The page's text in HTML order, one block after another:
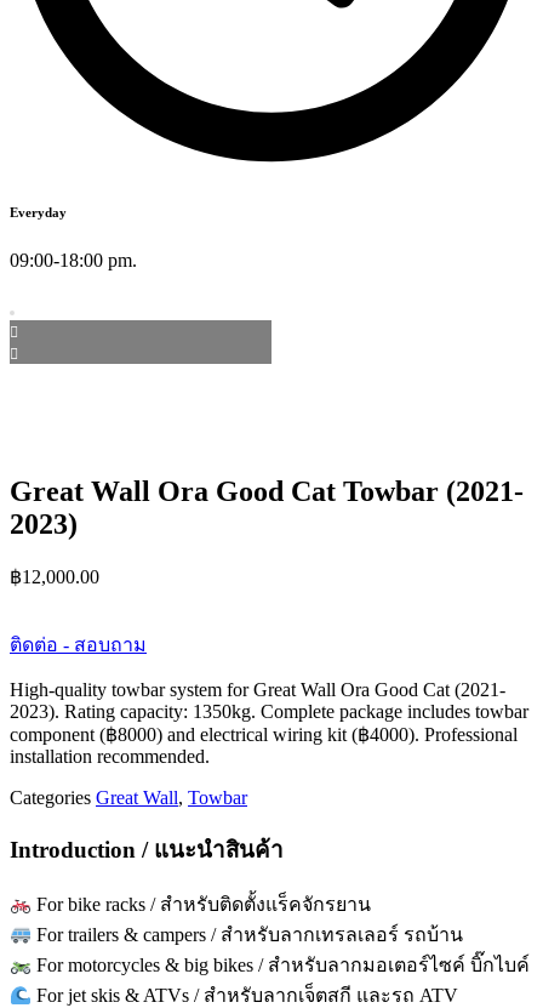
Everyday
09:00-18:00 pm.
Great Wall Ora Good Cat Towbar (2021-
2023)
฿12,000.00
ติดต่อ - สอบถาม
High-quality towbar system for Great Wall Ora Good Cat (2021-
2023). Rating capacity: 1350kg. Complete package includes towbar
component (฿8000) and electrical wiring kit (฿4000). Professional
installation recommended.
Categories Great Wall, Towbar
Introduction / แนะนำสินค้า
For bike racks / สำหรับติดตั้งแร็คจักรยาน
For trailers & campers / สำหรับลากเทรลเลอร์ รถบ้าน
For motorcycles & big bikes / สำหรับลากมอเตอร์ไซค์ บิ๊กไบค์
For jet skis & ATVs / สำหรับลากเจ็ตสกี และรถ ATV